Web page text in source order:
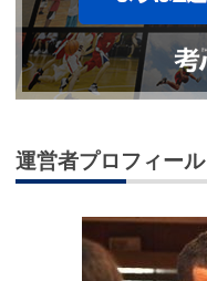
運営者プロフィール